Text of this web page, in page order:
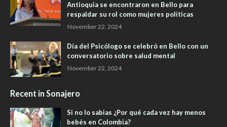
Antioquia se encontraron en Bello para
respaldar su rol como mujeres políticas
November 22, 2024
Día del Psicólogo se celebró en Bello con un
conversatorio sobre salud mental
November 22, 2024
Recent in Sonajero
Si no lo sabias ¿Por qué cada vez hay menos
bebés en Colombia?